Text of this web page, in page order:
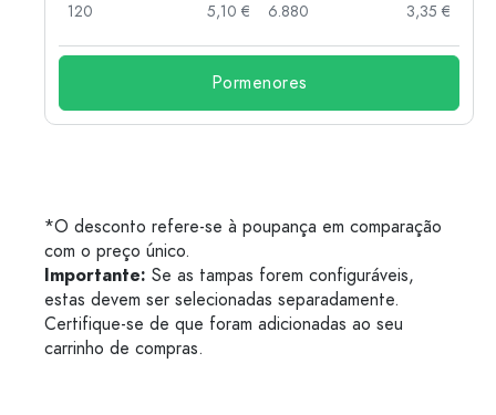
120
5,10 €
6.880
3,35 €
Pormenores
*O desconto refere-se à poupança em comparação
com o preço único.
Importante: Se as tampas forem configuráveis,
estas devem ser selecionadas separadamente.
Certifique-se de que foram adicionadas ao seu
carrinho de compras.